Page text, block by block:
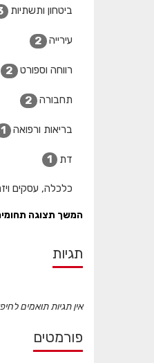
ביטחון ותשתיות
עירייה 2
רווחה וספורט 2
תחבורה 2
בריאות ורפואה 1
דת 1
כלכלה, עסקים
המשך תצוגה
תגיות
אין תגיות תואמים
פורמטים